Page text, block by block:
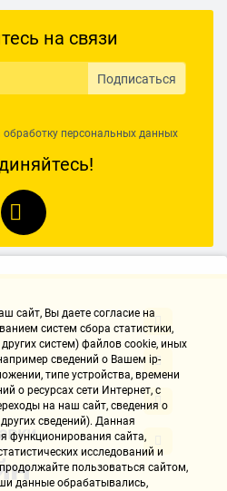
на связи
Подписаться
обработку персональных данных
cайт, Вы даете согласие на
систем сбора статистики,
систем) файлов cookie, иных
сведений о Вашем ip-
типе устройства, времени
о ресурсах сети Интернет, с
на наш сайт, сведения о
сведений). Данная
функционирования сайта,
исследований и
пользоваться сайтом,
данные обрабатывались,